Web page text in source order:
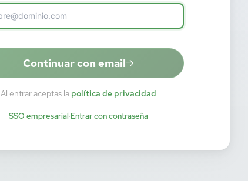
Continuar con email
Al entrar aceptas la política de privacidad
SSO empresarial·Entrar con contraseña